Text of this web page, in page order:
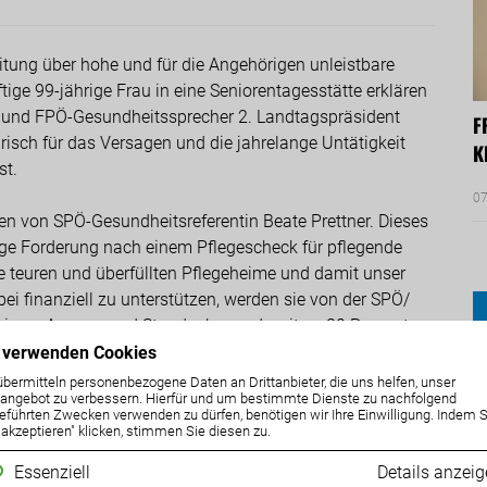
Cookies
personenbezogene Daten an Drittanbieter, die uns helfen, unser
zu verbessern. Hierfür und um bestimmte Dienste zu nachfolgend
Zwecken verwenden zu dürfen, benötigen wir Ihre Einwilligung. Indem
akzeptieren" klicken, stimmen Sie diesen zu.
Essenziell Details
über hohe und für die Angehörigen unleistbare
99-jährige Frau in eine Seniorentagesstätte erklären
FPÖ-Gesundheitssprecher 2. Landtagspräsident
für das Versagen und die jahrelange Untätigkeit
von SPÖ-Gesundheitsreferentin Beate Prettner. Dieses
Forderung nach einem Pflegescheck für pflegende
teuren und überfüllten Pflegeheime und damit unser
finanziell zu unterstützen, werden sie von der SPÖ/
Angerer und Staudacher und weiter: „80 Prozent
zuständige SPÖ-Landesrätin Prettner wischt die
Tisch. Es darf offensichtlich nicht sein, dass eine
dann auf Kosten der Betroffenen geht.“
der Verantwortung ist beschämend gegenüber
aufzubauen und jetzt von diesem im Stich